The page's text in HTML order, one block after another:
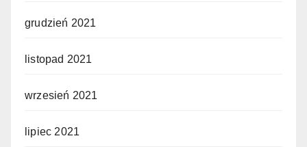
grudzień 2021
listopad 2021
wrzesień 2021
lipiec 2021